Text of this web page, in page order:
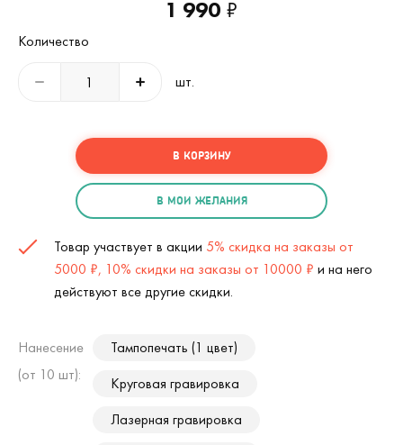
1 990 ₽
Количество
шт.
В КОРЗИНУ
В МОИ ЖЕЛАНИЯ
Товар участвует в акции 5% скидка на заказы от
5000 ₽, 10% скидки на заказы от 10000 ₽ и на него
действуют все другие скидки.
Нанесение
(от 10 шт):
Тампопечать (1 цвет)
Круговая гравировка
Лазерная гравировка